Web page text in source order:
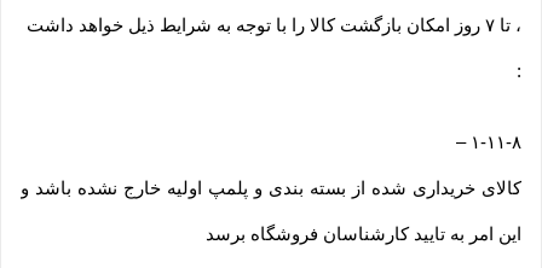
، تا ۷ روز امکان بازگشت کالا را با توجه به شرایط ذیل خواهد داشت
:
۱-۱۱-۸ –
کالای خریداری شده از بسته بندی و پلمپ اولیه خارج نشده باشد و
این امر به تایید کارشناسان فروشگاه برسد